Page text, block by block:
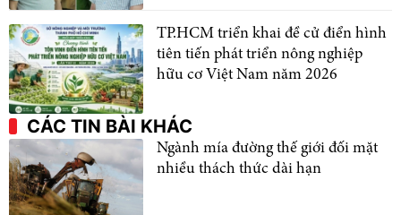
TP.HCM triển khai đề cử điển hình
tiên tiến phát triển nông nghiệp
hữu cơ Việt Nam năm 2026
CÁC TIN BÀI KHÁC
Ngành mía đường thế giới đối mặt
nhiều thách thức dài hạn